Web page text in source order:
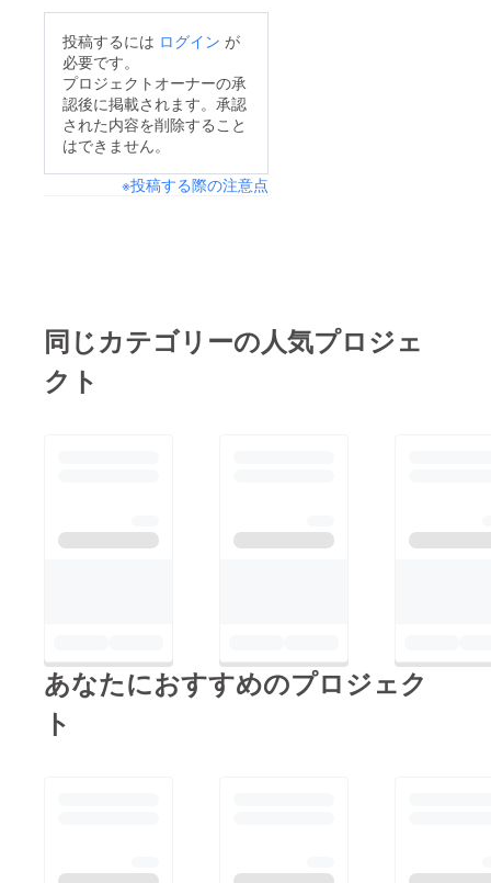
の相談に走り回りま
す！
投稿するには ログイン が
必要です。
プロジェクトオーナーの承
認後に掲載されます。承認
された内容を削除すること
はできません。
※投稿する際の注意点
同じカテゴリーの人気プロジェ
クト
あなたにおすすめのプロジェク
ト